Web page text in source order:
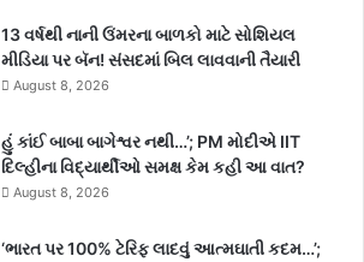
13 વર્ષથી નાની ઉંમરના બાળકો માટે સોશિયલ
મીડિયા પર બૅન! સંસદમાં બિલ લાવવાની તૈયારી
August 8, 2026
હું કાંઈ બાબા બાગેશ્વર નથી…’; PM મોદીએ IIT
દિલ્હીના વિદ્યાર્થીઓ સમક્ષ કેમ કહી આ વાત?
August 8, 2026
‘ભારત પર 100% ટેરિફ લાદવું આત્મઘાતી કદમ…’;